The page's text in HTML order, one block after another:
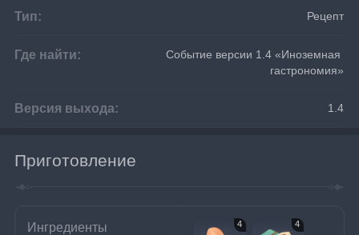
Тип: Рецепт
Где найти:
Событие версии 1.4 «Иноземная
гастрономия»
Версия выхода: 1.4
Приготовление
Ингредиенты 4 4